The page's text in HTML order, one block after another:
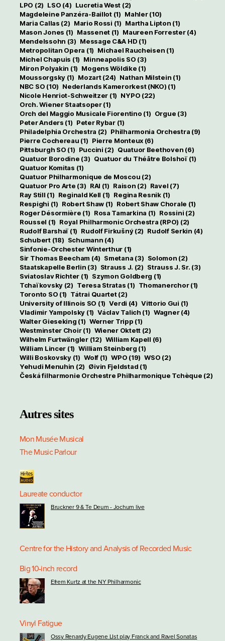
LPO (2) LSO (4) Lucretia West (2)
Magdeleine Panzéra-Baillot(1) Mahler(10)
Maria Callas (2) Mario Rossi (1) Martha Lipton (1)
Mason Jones (1) Massenet(1) Maureen Forrester(4)
Mendelssohn (3) Message C&A HD (1)
Metropolitan Opera (1) Michael Raucheisen (1)
Michel Chapuis (1) Minneapolis SO (3)
Miron Polyakin (1) Mogens Wöldike (1)
Moussorgsky(1) Mozart(24) Nathan Milstein (1)
NBC SO (10) Nederlands Kamerorkest (NKO) (1)
Nicole Henriot-Schweitzer (1) NYPO (22)
Orch. Wiener Staatsoper(1)
Orch del Maggio Musicale Fiorentino (1) Orgue (3)
Peter Anders (1) Peter Rybar(1)
Philadelphia Orchestra (2) Philharmonia Orchestra (9)
Pierre Cochereau (1) Pierre Monteux (6)
Pittsburgh SO (1) Puccini (2) Quatuor Beethoven (6)
Quatuor Borodine (3) Quatuor du Théâtre Bolshoï(1)
Quatuor Komitas (1)
Quatuor Philharmonique de Moscou (2)
Quatuor Pro Arte (3) RAI (1) Raison (2) Ravel (7)
Ray Still (1) Reginald Kell (1) Regina Resnik(1)
Respighi (1) Robert Shaw(1) Robert Shaw Chorale (1)
Roger Désormière (1) Rosa Tamarkina (1) Rossini (2)
Roussel (1) Royal Philharmonic Orchestra (RPO) (2)
Rudolf Barshaï (1) Rudolf Firkušný(2) Rudolf Serkin (4)
Schubert(18) Schumann (4)
Sinfonie-Orchester Winterthur (1)
Sir Thomas Beecham (4) Smetana (3) Solomon (2)
Staatskapelle Berlin (3) Strauss J. (2) Strauss J. Sr. (3)
Sviatoslav Richter (1) Szymon Goldberg (1)
Tchaïkovsky(2) Teresa Stratas (1) Thomanerchor(1)
Toronto SO (1) Tátrai Quartet(2)
University of Illinois SO (1) Verdi (4) Vittorio Gui (1)
Vladimir Yampolsky (1) Václav Talich (1) Wagner(4)
Walter Gieseking (1) Werner Tripp (1)
Westminster Choir(1) Wiener Oktett (2)
Wilhelm Furtwängler(12) William Kapell (6)
William Lincer (1) William Steinberg (1)
Willi Boskovsky(1) Wolf(1) WPO (19) WSO (2)
Yehudi Menuhin (2) Øivin Fjeldstad (1)
Česká filharmonie Orchestre Philharmonique Tchèque (2)
Autres sites
Mon Musée Musical
The Music Parlour
Laureate conductor
Bruckner 9 & Te Deum - Jochum live
Centre for the History and Analysis of Recorded Music
Big 10-inch record
Efrem Kurtz at the NY Philharmonic
Vinyl Fatigue
Ossy Renardy Eugene LIst play Franck and Ravel Sonatas